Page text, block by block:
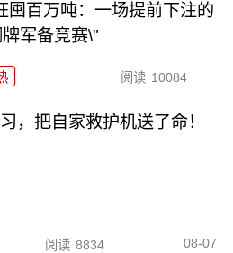
囤百万吨：一场提前下注的
军备竞赛\"
阅读 10084
，把自家救护机送了命！
阅读 8834 08-07